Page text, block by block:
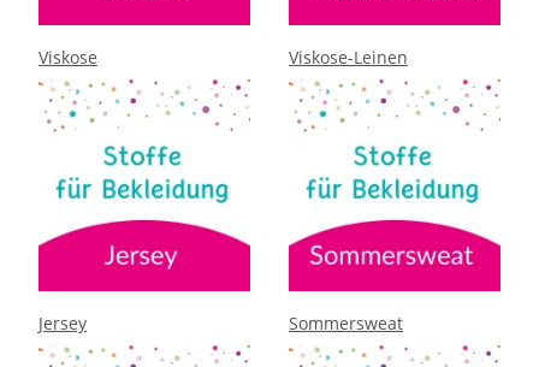
Viskose Viskose-Leinen
Jersey Sommersweat